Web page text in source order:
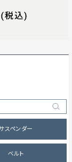
スペンダー
ベルト